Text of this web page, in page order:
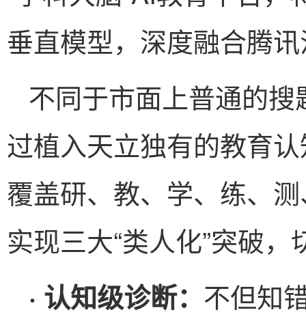
垂直模型，深度融合腾
不同于市面上普通的搜
过植入天立独有的教育
覆盖研、教、学、练、
实现三大“类人化”突破
· 认知级诊断： 不但知